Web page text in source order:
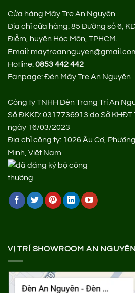
Cửa hàng Mây Tre An Nguyên
Địa chỉ cửa hàng:85 Đường số 6,
Điểm, huyện Hóc Môn, TPHCM.
Email:
Hotline:0853 442 442
Fanpage:Đèn Mây Tre An Nguyên
Công ty TNHH Đèn Trang Trí An
Số ĐKKD: 0317736913 do Sở KHĐT
ngày 16/03/2023
Địa chỉ công ty: 1026 Âu Cơ,
Minh, Việt Nam
VỊ TRÍ SHOWROOM AN NGUYÊN